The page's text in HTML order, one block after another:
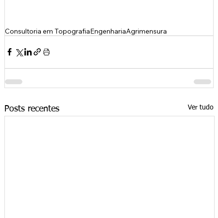
Consultoria em TopografiaEngenhariaAgrimensura
Posts recentes Ver tudo